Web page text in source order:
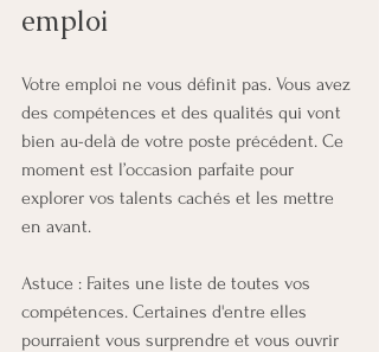
emploi
Votre emploi ne vous définit pas. Vous avez
des compétences et des qualités qui vont
bien au-delà de votre poste précédent. Ce
moment est l’occasion parfaite pour
explorer vos talents cachés et les mettre
en avant.
Astuce : Faites une liste de toutes vos
compétences. Certaines d'entre elles
pourraient vous surprendre et vous ouvrir